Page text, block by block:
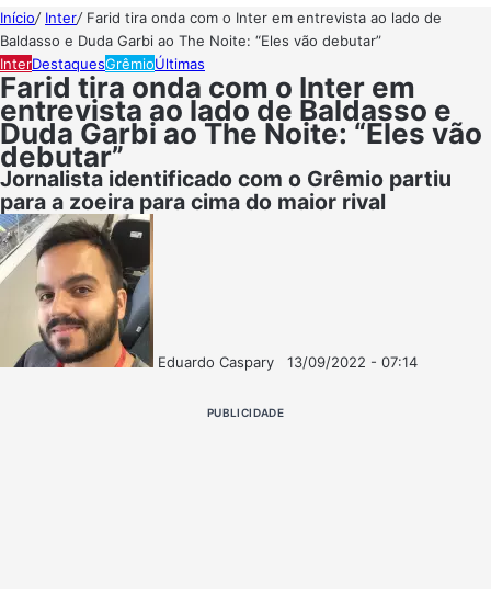
Início/ Inter/ Farid tira onda com o Inter em entrevista ao lado de
Baldasso e Duda Garbi ao The Noite: “Eles vão debutar”
InterDestaquesGrêmioÚltimas
Farid tira onda com o Inter em
entrevista ao lado de Baldasso e
Duda Garbi ao The Noite: “Eles vão
debutar”
Jornalista identificado com o Grêmio partiu
para a zoeira para cima do maior rival
Eduardo Caspary
Xe-
13/09/2022 - 07:14
PUBLICIDADE